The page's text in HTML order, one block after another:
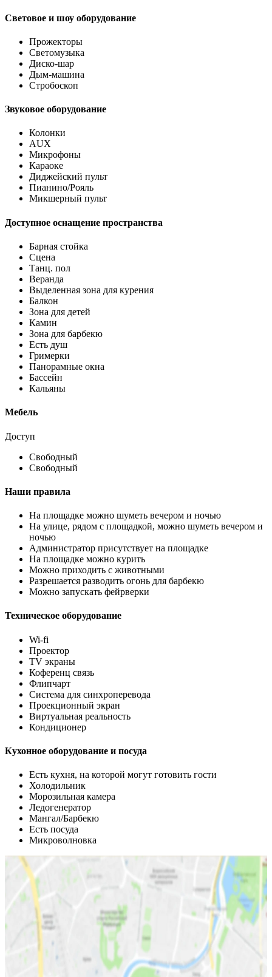
Световое и шоу оборудование
Прожекторы
Светомузыка
Диско-шар
Дым-машина
Стробоскоп
Звуковое оборудование
Колонки
AUX
Микрофоны
Караоке
Диджейский пульт
Пианино/Рояль
Микшерный пульт
Доступное оснащение пространства
Барная стойка
Сцена
Танц. пол
Веранда
Выделенная зона для курения
Балкон
Зона для детей
Камин
Зона для барбекю
Есть душ
Гримерки
Панорамные окна
Бассейн
Кальяны
Мебель
Доступ
Свободный
Свободный
Наши правила
На площадке можно шуметь вечером и ночью
На улице, рядом с площадкой, можно шуметь вечером и
ночью
Администратор присутствует на площадке
На площадке можно курить
Можно приходить с животными
Разрешается разводить огонь для барбекю
Можно запускать фейрверки
Техническое оборудование
Wi-fi
Проектор
TV экраны
Коференц связь
Флипчарт
Система для синхроперевода
Проекционный экран
Виртуальная реальность
Кондиционер
Кухонное оборудование и посуда
Есть кухня, на которой могут готовить гости
Холодильник
Морозильная камера
Ледогенератор
Мангал/Барбекю
Есть посуда
Микроволновка